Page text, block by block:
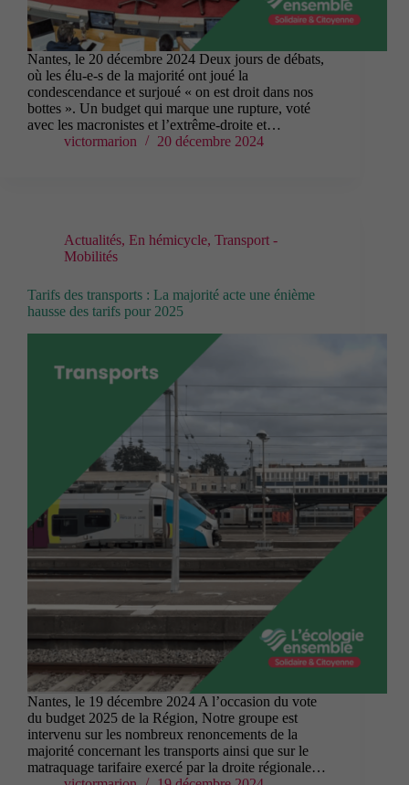
Nantes, le 20 décembre 2024 Deux jours de débats,
où les élu-e-s de la majorité ont joué la
condescendance et surjoué « on est droit dans nos
bottes ». Un budget qui marque une rupture, voté
avec les macronistes et l’extrême-droite et…
victormarion
20 décembre 2024
Actualités, En hémicycle, Transport -
Mobilités
Tarifs des transports : La majorité acte une énième
hausse des tarifs pour 2025
Nantes, le 19 décembre 2024 A l’occasion du vote
du budget 2025 de la Région, Notre groupe est
intervenu sur les nombreux renoncements de la
majorité concernant les transports ainsi que sur le
matraquage tarifaire exercé par la droite régionale…